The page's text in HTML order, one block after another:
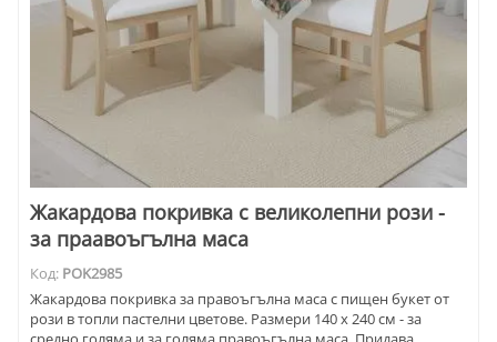
Жакардова покривка с великолепни рози -
за праавоъгълна маса
Код: POK2985
Жакардова покривка за правоъгълна маса с пищен букет от
рози в топли пастелни цветове. Размери 140 х 240 см - за